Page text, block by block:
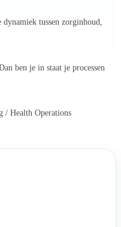
tussen zorginhoud,
ben je in staat je processen
/ Health Operations